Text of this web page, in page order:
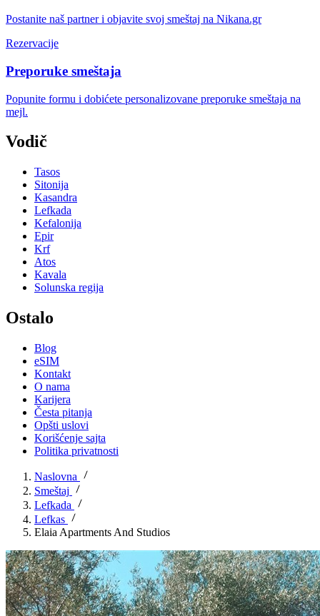
Postanite naš partner i objavite svoj smeštaj na Nikana.gr
Rezervacije
Preporuke smeštaja
Popunite formu i dobićete personalizovane preporuke smeštaja na
mejl.
Vodič
Tasos
Sitonija
Kasandra
Lefkada
Kefalonija
Epir
Krf
Atos
Kavala
Solunska regija
Ostalo
Blog
eSIM
Kontakt
O nama
Karijera
Česta pitanja
Opšti uslovi
Korišćenje sajta
Politika privatnosti
Naslovna
Smeštaj
Lefkada
Lefkas
Elaia Apartments And Studios